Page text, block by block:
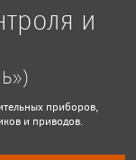
и
приборов,
и приводов.